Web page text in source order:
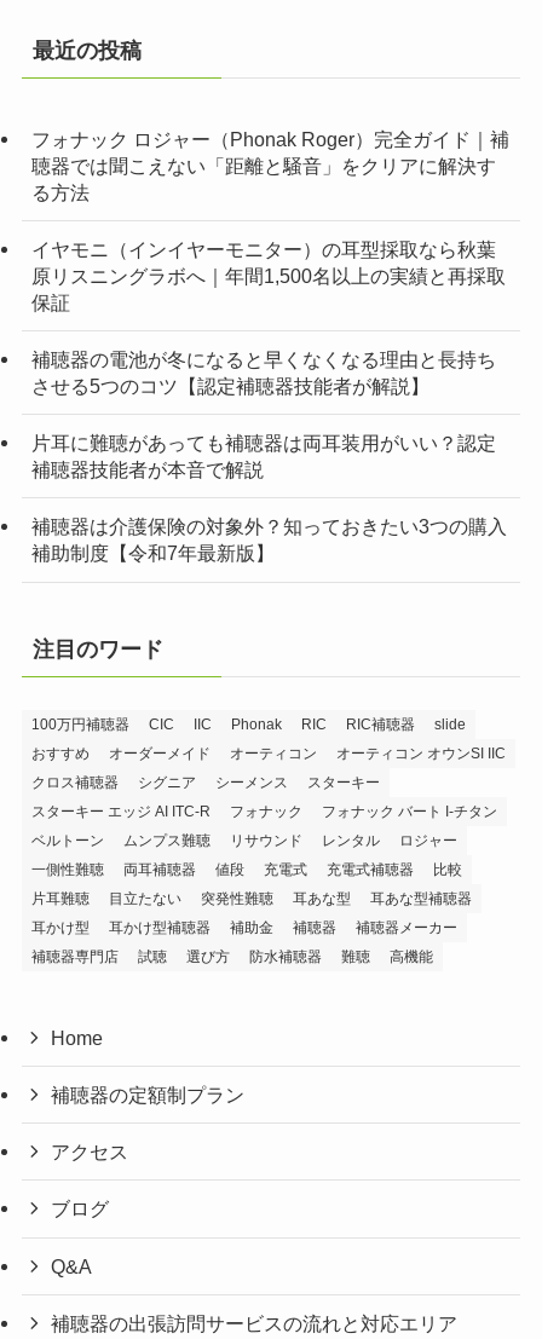
最近の投稿
フォナック ロジャー（Phonak Roger）完全ガイド｜補
聴器では聞こえない「距離と騒音」をクリアに解決す
る方法
イヤモニ（インイヤーモニター）の耳型採取なら秋葉
原リスニングラボへ｜年間1,500名以上の実績と再採取
保証
補聴器の電池が冬になると早くなくなる理由と長持ち
させる5つのコツ【認定補聴器技能者が解説】
片耳に難聴があっても補聴器は両耳装用がいい？認定
補聴器技能者が本音で解説
補聴器は介護保険の対象外？知っておきたい3つの購入
補助制度【令和7年最新版】
注目のワード
100万円補聴器 CIC IIC Phonak RIC RIC補聴器
slide
おすすめ
オーダーメイド オーティコン
オーティコン オウンSI IIC
クロス補聴器
シグニア シーメンス
スターキー
スターキー エッジ AI ITC-R
フォナック
フォナック バート I-チタン
ベルトーン
ムンプス難聴 リサウンド レンタル
ロジャー
一側性難聴
両耳補聴器 値段 充電式 充電式補聴器
比較
片耳難聴
目立たない 突発性難聴 耳あな型
耳あな型補聴器
耳かけ型
耳かけ型補聴器 補助金 補聴器
補聴器メーカー
補聴器専門店
試聴 選び方 防水補聴器 難聴 高機能
Home
補聴器の定額制プラン
アクセス
ブログ
Q&A
補聴器の出張訪問サービスの流れと対応エリア